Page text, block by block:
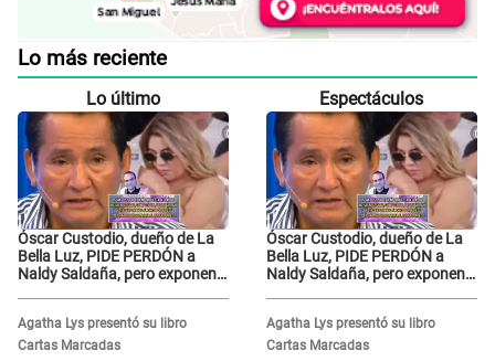
Lo más reciente
Lo último
Óscar Custodio, dueño de La
Bella Luz, PIDE PERDÓN a
Naldy Saldaña, pero exponen
grabar"
Agatha Lys presentó su libro
Cartas Marcadas
Espectáculos
Óscar Custodio, dueño de La
Bella Luz, PIDE PERDÓN a
Naldy Saldaña, pero exponen
grabar"
Agatha Lys presentó su libro
Cartas Marcadas